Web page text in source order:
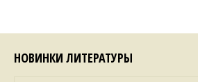
НОВИНКИ ЛИТЕРАТУРЫ